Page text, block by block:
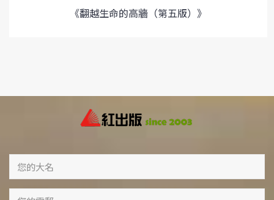
《翻越生命的高牆（第五版）》